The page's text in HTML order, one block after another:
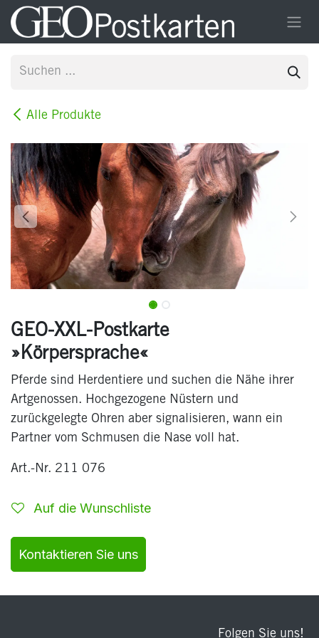
Zum Inhalt springen
Alle Produkte
GEO-XXL-Postkarte
»Körpersprache«
Pferde sind Herdentiere und suchen die Nähe ihrer
Artgenossen. Hochgezogene Nüstern und
zurückgelegte Ohren aber signalisieren, wann ein
Partner vom Schmusen die Nase voll hat.
Art.-Nr. 211 076
Auf die Wunschliste
Kontaktieren Sie uns
Folgen Sie uns!